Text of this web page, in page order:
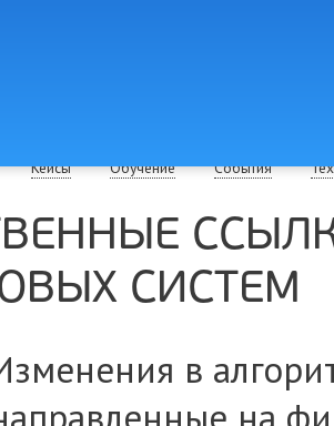
Кейсы Обучение События
СИСТЕМ
в